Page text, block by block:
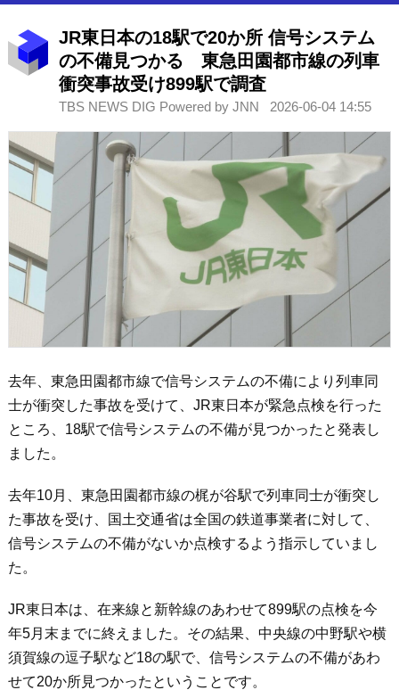
JR東日本の18駅で20か所 信号システム
の不備見つかる 東急田園都市線の列車
衝突事故受け899駅で調査
TBS NEWS DIG Powered by JNN 2026-06-04 14:55
去年、東急田園都市線で信号システムの不備により列車同
士が衝突した事故を受けて、JR東日本が緊急点検を行った
ところ、18駅で信号システムの不備が見つかったと発表し
ました。
去年10月、東急田園都市線の梶が谷駅で列車同士が衝突し
た事故を受け、国土交通省は全国の鉄道事業者に対して、
信号システムの不備がないか点検するよう指示していまし
た。
JR東日本は、在来線と新幹線のあわせて899駅の点検を今
年5月末までに終えました。その結果、中央線の中野駅や横
須賀線の逗子駅など18の駅で、信号システムの不備があわ
せて20か所見つかったということです。